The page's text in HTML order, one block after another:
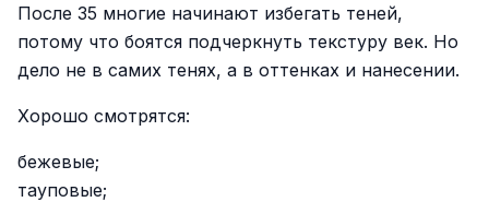
После 35 многие начинают избегать теней,
потому что боятся подчеркнуть текстуру век. Но
дело не в самих тенях, а в оттенках и нанесении.
Хорошо смотрятся:
бежевые;
тауповые;